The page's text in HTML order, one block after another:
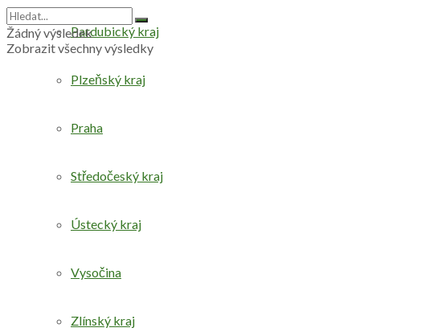
Pardubický kraj
Plzeňský kraj
Praha
Středočeský kraj
Ústecký kraj
Vysočina
Zlínský kraj
Žádný výsledek
Zobrazit všechny výsledky